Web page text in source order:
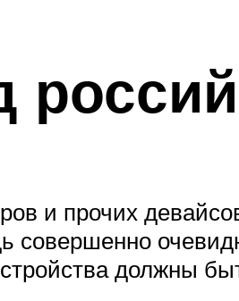
и прочих
совершенно
должны